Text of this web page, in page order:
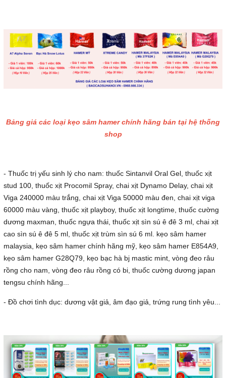
Bảng giá các loại kẹo sâm hamer chính hãng bán tại hệ thống
shop
- Thuốc trị yếu sinh lý cho nam: thuốc Sintanvil Oral Gel, thuốc xịt
stud 100, thuốc xịt Procomil Spray, chai xịt Dynamo Delay, chai xịt
Viga 240000 màu trắng, chai xịt Viga 50000 màu đen, chai xịt viga
60000 màu vàng, thuốc xịt playboy, thuốc xịt longtime, thuốc cường
dương maxman, thuốc ngựa thái, thuốc xịt sìn sú ê đê 3 ml, chai xịt
cao sìn sú ê đê 5 ml, thuốc xịt trùm sìn sú 6 ml. kẹo sâm hamer
malaysia, kẹo sâm hamer chính hãng mỹ, kẹo sâm hamer E854A9,
kẹo sâm hamer G28Q79, kẹo bạc hà bj mastic mint, vòng đeo râu
rồng cho nam, vòng đeo râu rồng có bi, thuốc cường dương japan
tengsu chính hãng...
- Đồ chơi tình dục: dương vật giả, âm đạo giả, trứng rung tình yêu...